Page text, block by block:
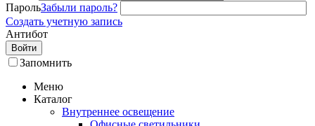
ПарольЗабыли пароль?
Создать учетную запись
Антибот
Войти
Запомнить
Меню
Каталог
Внутреннее освещение